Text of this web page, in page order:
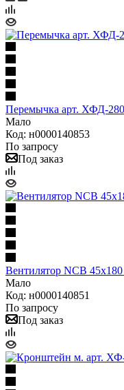
Перемычка арт. ХФД-
Мало
Код: н0000140853
По запросу
Под заказ
Вентилятор NCB
Мало
Код: н0000140851
По запросу
Под заказ